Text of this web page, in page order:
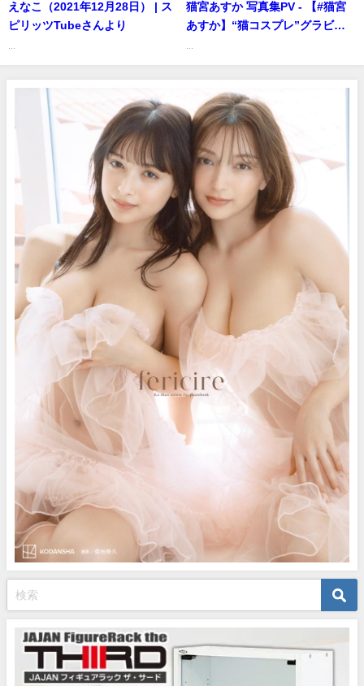
えなこ（2021年12月28日） | ス
ピリッツTubeさんより
猫宮あすか 写真集PV - 【#猫宮
あすか】“猫コスプレ”グラビア
& ―Asuka Nekomiya（2023年
12月05日） | 週プレ
Channel【集英社 週刊プレイボ
ーイ公式】さんより